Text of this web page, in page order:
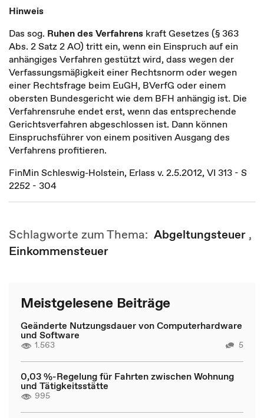
Hinweis
Das sog. Ruhen des Verfahrens kraft Gesetzes (§ 363
Abs. 2 Satz 2 AO) tritt ein, wenn ein Einspruch auf ein
anhängiges Verfahren gestützt wird, dass wegen der
Verfassungsmäßigkeit einer Rechtsnorm oder wegen
einer Rechtsfrage beim EuGH, BVerfG oder einem
obersten Bundesgericht wie dem BFH anhängig ist. Die
Verfahrensruhe endet erst, wenn das entsprechende
Gerichtsverfahren abgeschlossen ist. Dann können
Einspruchsführer von einem positiven Ausgang des
Verfahrens profitieren.
FinMin Schleswig-Holstein, Erlass v. 2.5.2012, VI 313 - S
2252 - 304
Schlagworte zum Thema: Abgeltungsteuer ,
Einkommensteuer
Meistgelesene Beiträge
Geänderte Nutzungsdauer von Computerhardware
und Software
1.563 5
0,03 %-Regelung für Fahrten zwischen Wohnung
und Tätigkeitsstätte
995